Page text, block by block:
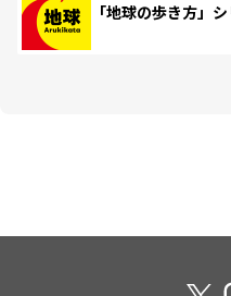
「地球の歩き方」